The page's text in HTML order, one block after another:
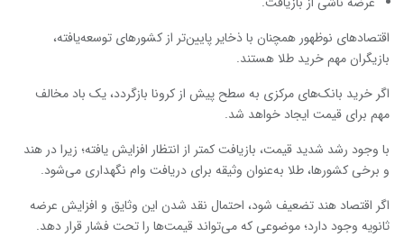
اقتصادهای نوظهور همچنان با ذخایر پایین‌تر از کشورهای توسعه‌یافته،
بازیگران مهم خرید طلا هستند.
اگر خرید بانک‌های مرکزی به سطح پیش از کرونا بازگردد، یک باد مخالف
مهم برای قیمت ایجاد خواهد شد.
با وجود رشد شدید قیمت، بازیافت کمتر از انتظار افزایش یافته؛ زیرا در هند
و برخی کشورها، طلا به‌عنوان وثیقه برای دریافت وام نگهداری می‌شود.
اگر اقتصاد هند تضعیف شود، احتمال نقد شدن این وثایق و افزایش عرضه
ثانویه وجود دارد؛ موضوعی که می‌تواند قیمت‌ها را تحت فشار قرار دهد.